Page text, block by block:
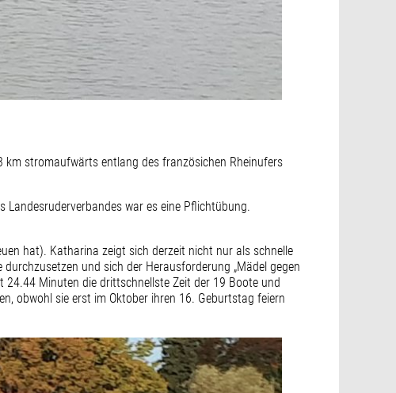
km stromaufwärts entlang des französichen Rheinufers
war es eine Pflichtübung.
hat). Katharina zeigt sich derzeit nicht nur als schnelle
und sich der Herausforderung „Mädel gegen
24.44 Minuten die drittschnellste Zeit der 19 Boote und
obwohl sie erst im Oktober ihren 16. Geburtstag feiern